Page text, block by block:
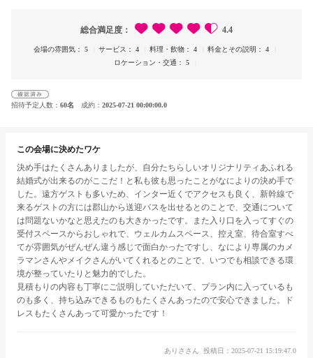
総合満足度 4.4
会場の雰囲気 5 サービス 4 料理・飲物 4 料金とその説明
4
ロケーション・交通
5
招待予定人数 60名 成約 2025-07-21 00:00:00.0
この会場に決めたワケ
決め手はたくさんありましたが、自分たちらしいオリジナリティあふれる
結婚式が出来るのがここだ！と私も彼も思ったことがなによりの決め手で
した。遠方ゲストも多いため、インター近くでアクセスも良く、新幹線で
来るゲストの方には郡山から送迎バスを出せるとのことで、交通について
は問題ないかなと思えたのも大きかったです。また入り口を入ってすぐの
受付スペースからおしゃれで、ウェルカムスペース、控え室、待合室すべ
てが雰囲気がぜんぜん違う感じで面白かったですし、なにより専属のカメ
ラマンさんやメイクさんがいてくれるとのことで、いつでも相談できる環
境が整っていたりと魅力的でした。
見積もりの内容も丁寧にご説明していただいて、プラン内に入っているも
のも多く、持ち込みできるものもたくさんあったので安心できました。ド
レスもたくさんあって可愛かったです！
ありささん 投稿日：2025-07-21 15:19:47.0